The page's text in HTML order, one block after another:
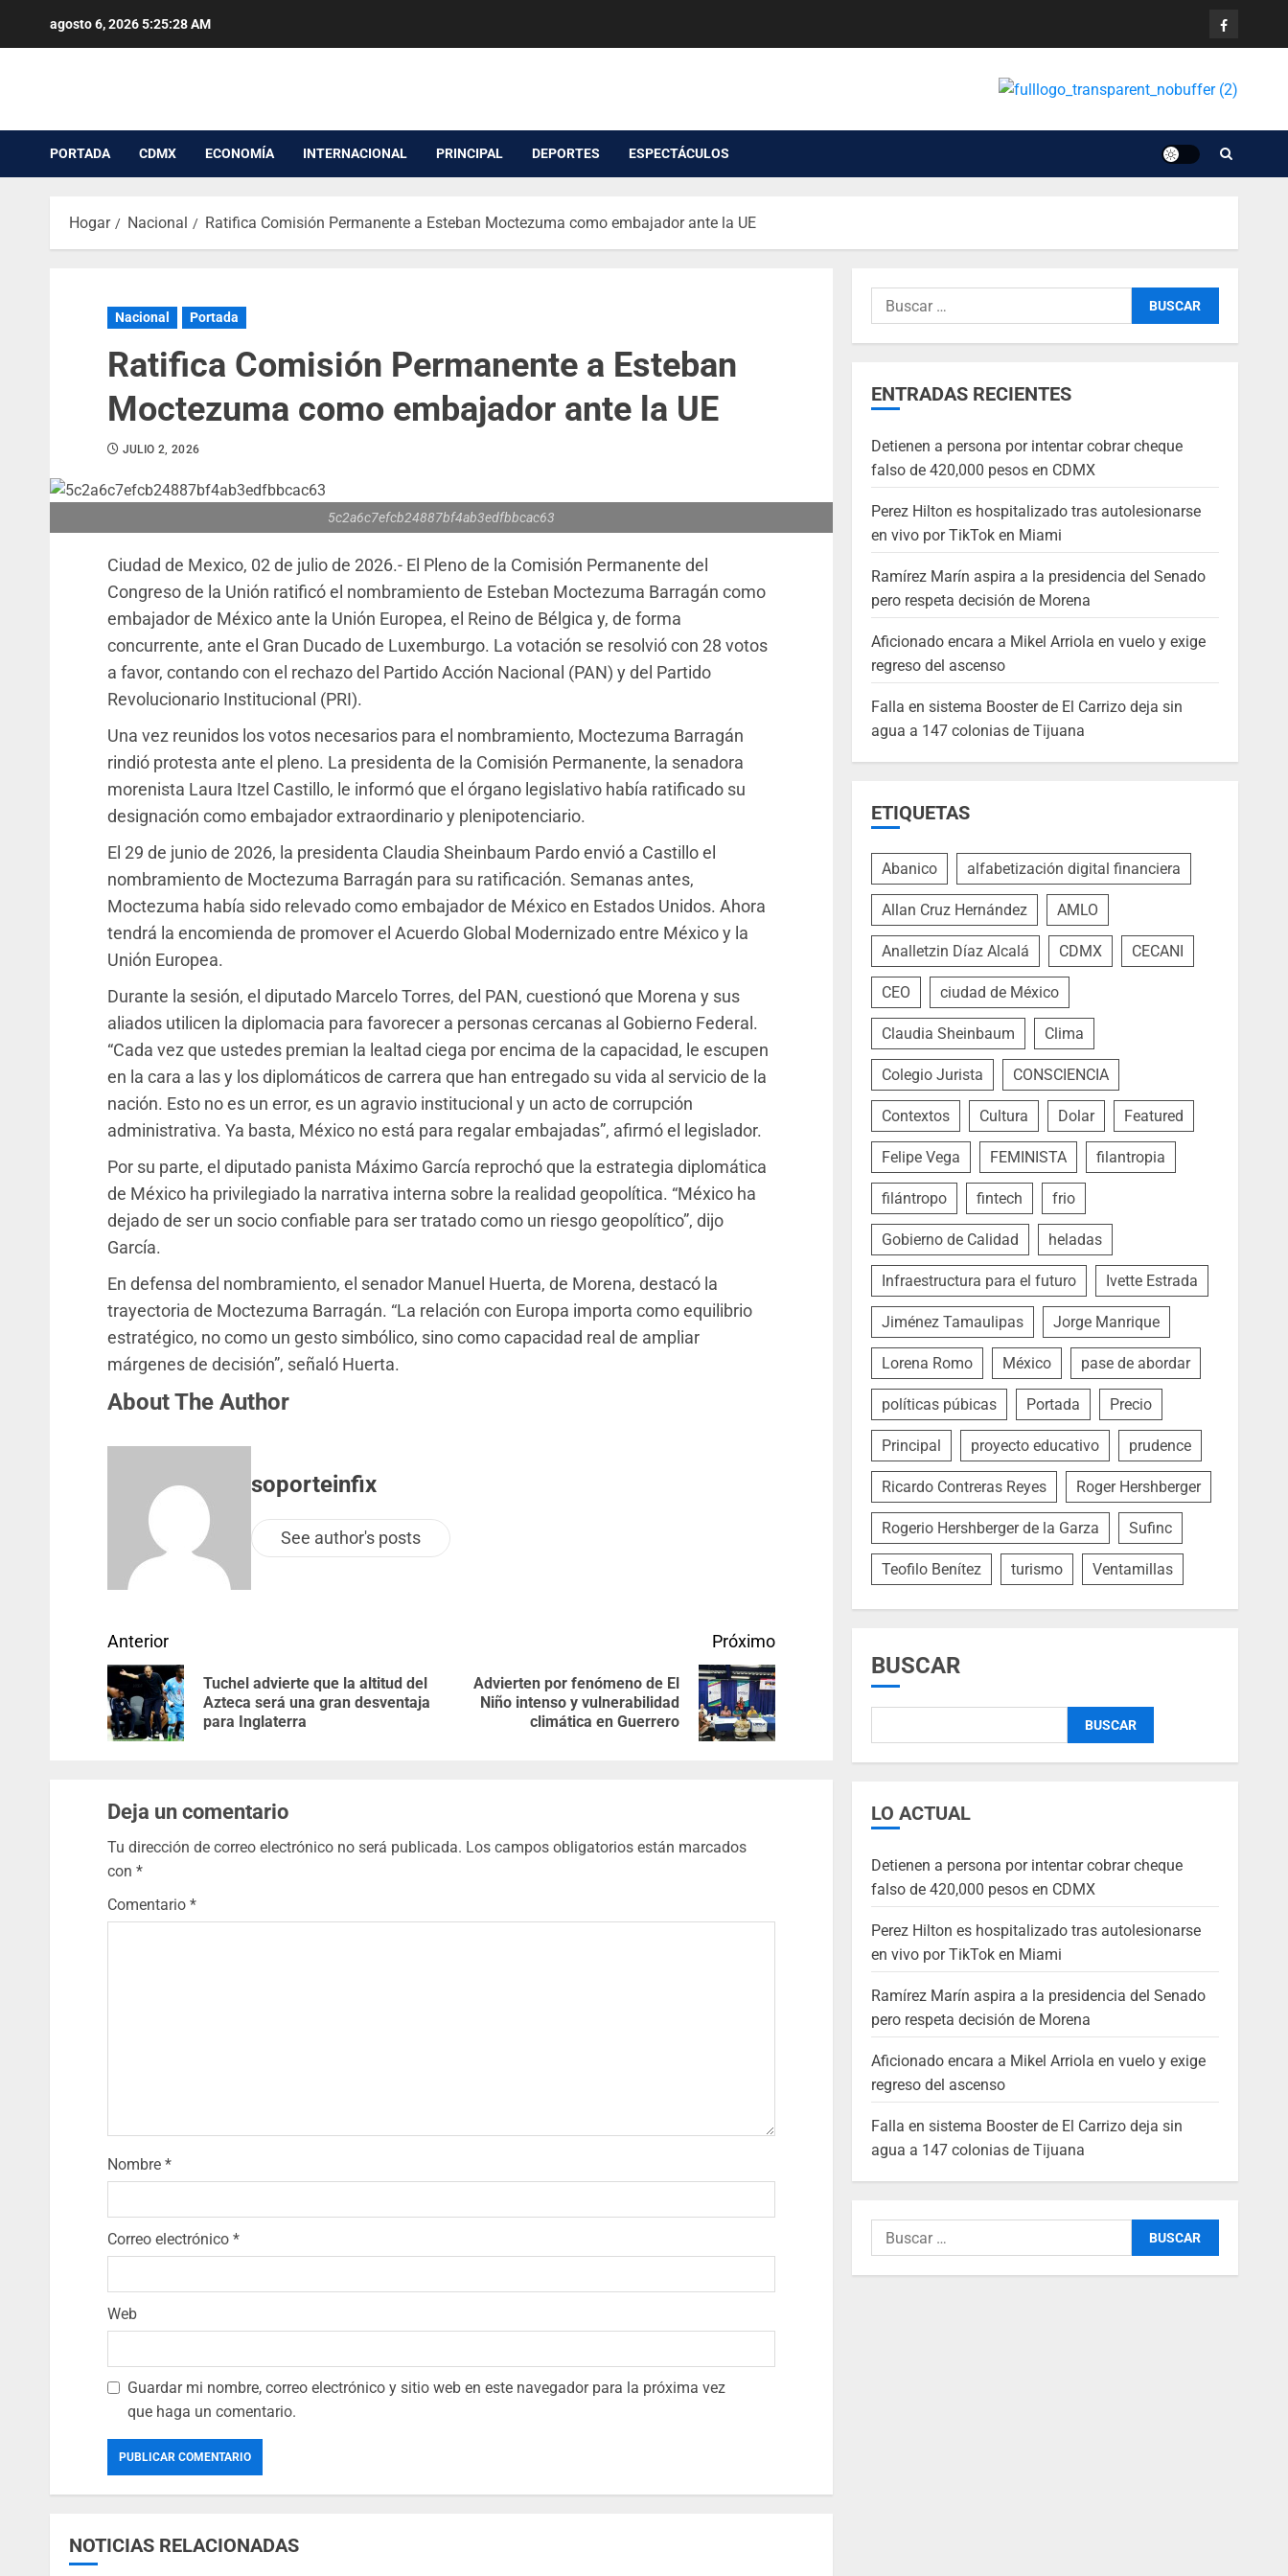
agosto 6, 20265:25:29 AM
PORTADA CDMX ECONOMÍA INTERNACIONAL PRINCIPAL DEPORTES ESPECTÁCULOS
Hogar Nacional Ratifica Comisión Permanente a Esteban Moctezuma como embajador ante la UE
Nacional Portada
Ratifica Comisión Permanente a Esteban
Moctezuma como embajador ante la UE
JULIO 2, 2026
5c2a6c7efcb24887bf4ab3edfbbcac63
Ciudad de Mexico, 02 de julio de 2026.- El Pleno de la Comisión Permanente del
Congreso de la Unión ratificó el nombramiento de Esteban Moctezuma Barragán como
embajador de México ante la Unión Europea, el Reino de Bélgica y, de forma
concurrente, ante el Gran Ducado de Luxemburgo. La votación se resolvió con 28 votos
a favor, contando con el rechazo del Partido Acción Nacional (PAN) y del Partido
Revolucionario Institucional (PRI).
Una vez reunidos los votos necesarios para el nombramiento, Moctezuma Barragán
rindió protesta ante el pleno. La presidenta de la Comisión Permanente, la senadora
morenista Laura Itzel Castillo, le informó que el órgano legislativo había ratificado su
designación como embajador extraordinario y plenipotenciario.
El 29 de junio de 2026, la presidenta Claudia Sheinbaum Pardo envió a Castillo el
nombramiento de Moctezuma Barragán para su ratificación. Semanas antes,
Moctezuma había sido relevado como embajador de México en Estados Unidos. Ahora
tendrá la encomienda de promover el Acuerdo Global Modernizado entre México y la
Unión Europea.
Durante la sesión, el diputado Marcelo Torres, del PAN, cuestionó que Morena y sus
aliados utilicen la diplomacia para favorecer a personas cercanas al Gobierno Federal.
“Cada vez que ustedes premian la lealtad ciega por encima de la capacidad, le escupen
en la cara a las y los diplomáticos de carrera que han entregado su vida al servicio de la
nación. Esto no es un error, es un agravio institucional y un acto de corrupción
administrativa. Ya basta, México no está para regalar embajadas”, afirmó el legislador.
Por su parte, el diputado panista Máximo García reprochó que la estrategia diplomática
de México ha privilegiado la narrativa interna sobre la realidad geopolítica. “México ha
dejado de ser un socio confiable para ser tratado como un riesgo geopolítico”, dijo
García.
En defensa del nombramiento, el senador Manuel Huerta, de Morena, destacó la
trayectoria de Moctezuma Barragán. “La relación con Europa importa como equilibrio
estratégico, no como un gesto simbólico, sino como capacidad real de ampliar
márgenes de decisión”, señaló Huerta.
About The Author
soporteinfix
See author's posts
Anterior
Tuchel advierte que la altitud del
Azteca será una gran desventaja
para Inglaterra
Próximo
Advierten por fenómeno de El
Niño intenso y vulnerabilidad
climática en Guerrero
Deja un comentario
Tu dirección de correo electrónico no será publicada. Los campos obligatorios están marcados
con *
Comentario *
Nombre *
Correo electrónico *
Web
Guardar mi nombre, correo electrónico y sitio web en este navegador para la próxima vez
que haga un comentario.
NOTICIAS RELACIONADAS
ENTRADAS RECIENTES
Detienen a persona por intentar cobrar cheque
falso de 420,000 pesos en CDMX
Perez Hilton es hospitalizado tras autolesionarse
en vivo por TikTok en Miami
Ramírez Marín aspira a la presidencia del Senado
pero respeta decisión de Morena
Aficionado encara a Mikel Arriola en vuelo y exige
regreso del ascenso
Falla en sistema Booster de El Carrizo deja sin
agua a 147 colonias de Tijuana
ETIQUETAS
Abanico alfabetización digital financiera
Allan Cruz Hernández AMLO
Analletzin Díaz Alcalá CDMX CECANI
CEO ciudad de México
Claudia Sheinbaum Clima
Colegio Jurista CONSCIENCIA
Contextos Cultura Dolar Featured
Felipe Vega FEMINISTA filantropia
filántropo fintech frio
Gobierno de Calidad heladas
Infraestructura para el futuro Ivette Estrada
Jiménez Tamaulipas Jorge Manrique
Lorena Romo México pase de abordar
políticas púbicas Portada Precio
Principal proyecto educativo prudence
Ricardo Contreras Reyes Roger Hershberger
Rogerio Hershberger de la Garza Sufinc
Teofilo Benítez turismo Ventamillas
BUSCAR
BUSCAR
LO ACTUAL
Detienen a persona por intentar cobrar cheque
falso de 420,000 pesos en CDMX
Perez Hilton es hospitalizado tras autolesionarse
en vivo por TikTok en Miami
Ramírez Marín aspira a la presidencia del Senado
pero respeta decisión de Morena
Aficionado encara a Mikel Arriola en vuelo y exige
regreso del ascenso
Falla en sistema Booster de El Carrizo deja sin
agua a 147 colonias de Tijuana